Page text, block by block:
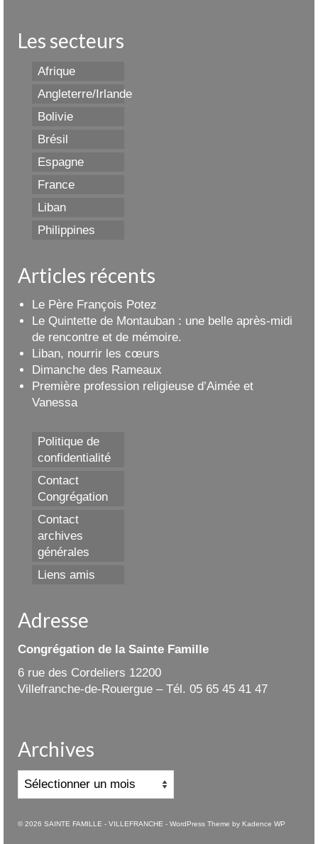
Les secteurs
Afrique
Angleterre/Irlande
Bolivie
Brésil
Espagne
France
Liban
Philippines
Articles récents
Le Père François Potez
Le Quintette de Montauban : une belle après-midi
de rencontre et de mémoire.
Liban, nourrir les cœurs
Dimanche des Rameaux
Première profession religieuse d’Aimée et
Vanessa
Politique de
confidentialité
Contact
Congrégation
Contact
archives
générales
Liens amis
Adresse
Congrégation de la Sainte Famille
6 rue des Cordeliers 12200
Villefranche-de-Rouergue – Tél. 05 65 45 41 47
Archives
Archives
© 2026 SAINTE FAMILLE - VILLEFRANCHE - WordPress Theme by Kadence WP